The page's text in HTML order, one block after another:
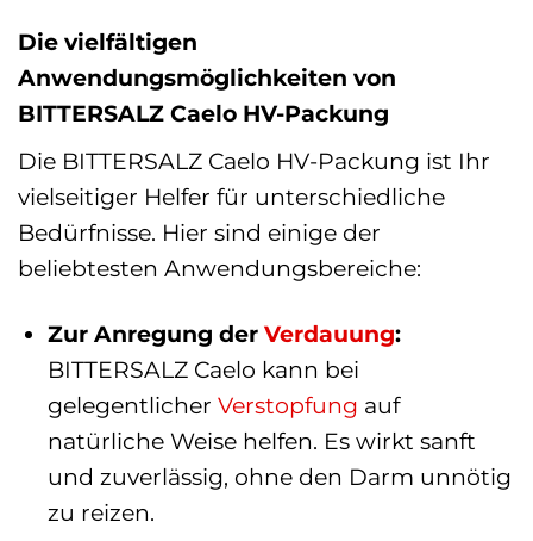
Die vielfältigen
Anwendungsmöglichkeiten von
BITTERSALZ Caelo HV-Packung
Die BITTERSALZ Caelo HV-Packung ist Ihr
vielseitiger Helfer für unterschiedliche
Bedürfnisse. Hier sind einige der
beliebtesten Anwendungsbereiche:
Zur Anregung der Verdauung:
BITTERSALZ Caelo kann bei
gelegentlicher Verstopfung auf
natürliche Weise helfen. Es wirkt sanft
und zuverlässig, ohne den Darm unnötig
zu reizen.